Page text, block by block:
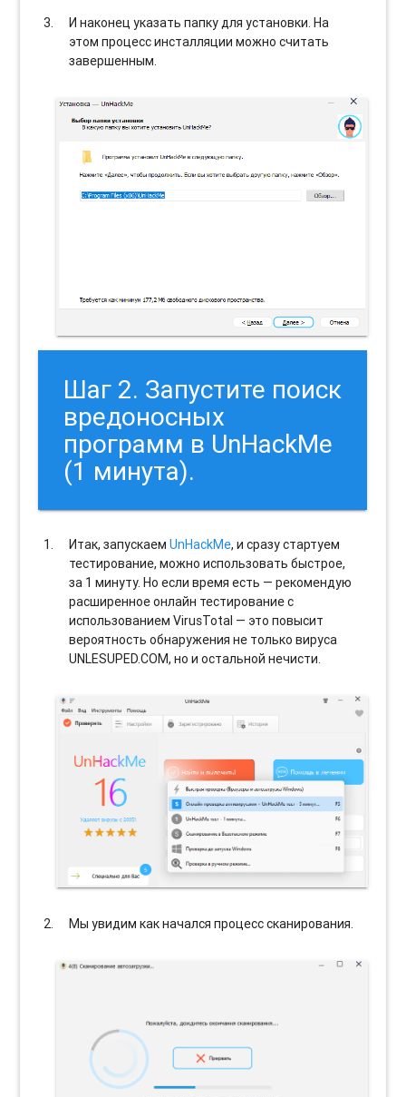
И наконец указать папку для установки. На
этом процесс инсталляции можно считать
завершенным.
Шаг 2. Запустите поиск
вредоносных
программ в UnHackMe
(1 минута).
Итак, запускаемUnHackMe, и сразу стартуем
тестирование, можно использовать быстрое,
за 1 минуту. Но если время есть — рекомендую
расширенное онлайн тестирование с
использованием VirusTotal — это повысит
вероятность обнаружения не только вируса
UNLESUPED.COM, но и остальной нечисти.
Мы увидим как начался процесс сканирования.